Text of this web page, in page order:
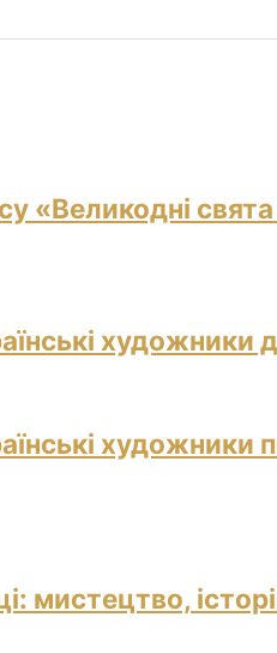
«Великодні
художники
художники
мистецтво,